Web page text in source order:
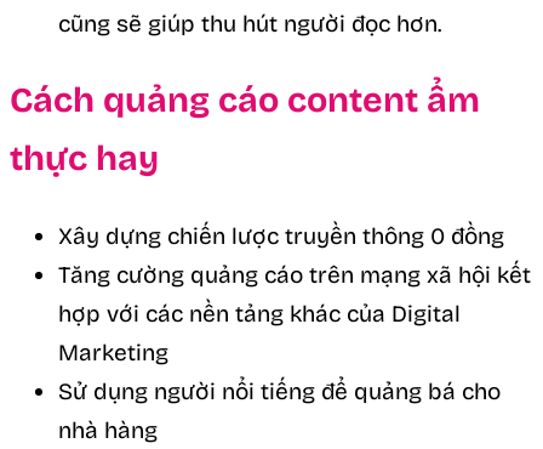
cũng sẽ giúp thu hút người đọc hơn.
Cách quảng cáo content ẩm
thực hay
Xây dựng chiến lược truyền thông 0 đồng
Tăng cường quảng cáo trên mạng xã hội kết
hợp với các nền tảng khác của Digital
Marketing
Sử dụng người nổi tiếng để quảng bá cho
nhà hàng